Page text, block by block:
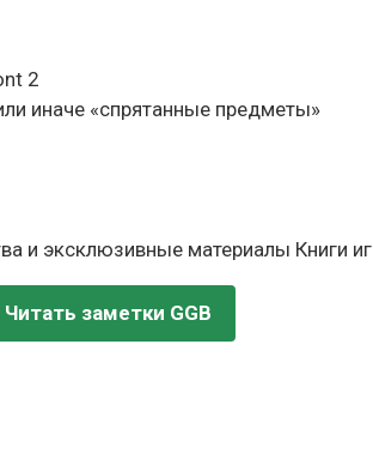
2
иначе «спрятанные предметы»
и эксклюзивные материалы Книги
Читать заметки GGB